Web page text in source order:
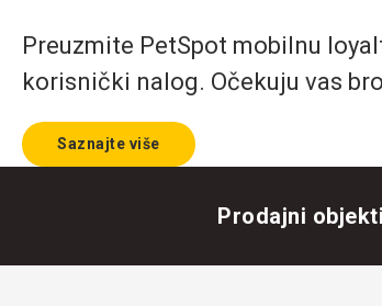
Preuzmite PetSpot mobilnu
korisnički nalog. Očekuju vas
Saznajte više
Prodajni